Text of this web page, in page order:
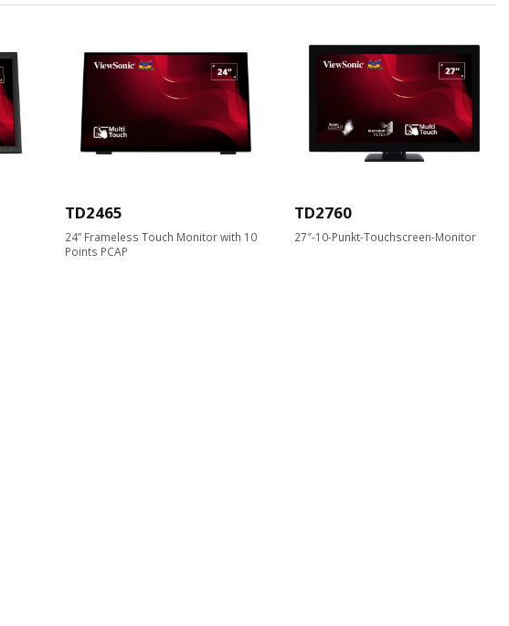
TD2465
24” Frameless Touch Monitor with 10
Points PCAP
TD2760
27″-10-Punkt-Touchscreen-Monitor